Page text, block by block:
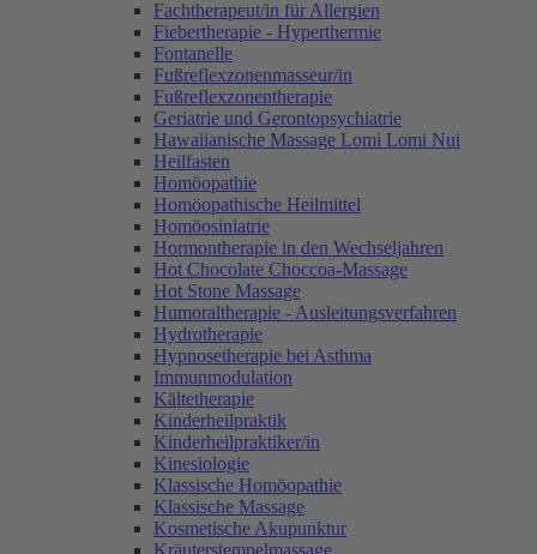
Fachtherapeut/in für Allergien
Fiebertherapie - Hyperthermie
Fontanelle
Fußreflexzonenmasseur/in
Fußreflexzonentherapie
Geriatrie und Gerontopsychiatrie
Hawaiianische Massage Lomi Lomi Nui
Heilfasten
Homöopathie
Homöopathische Heilmittel
Homöosiniatrie
Hormontherapie in den Wechseljahren
Hot Chocolate Choccoa-Massage
Hot Stone Massage
Humoraltherapie - Ausleitungsverfahren
Hydrotherapie
Hypnosetherapie bei Asthma
Immunmodulation
Kältetherapie
Kinderheilpraktik
Kinderheilpraktiker/in
Kinesiologie
Klassische Homöopathie
Klassische Massage
Kosmetische Akupunktur
Kräuterstempelmassage